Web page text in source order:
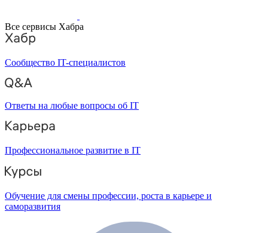
Все сервисы Хабра
Сообщество IT-специалистов
Ответы на любые вопросы об IT
Профессиональное развитие в IT
Обучение для смены профессии, роста в карьере и
саморазвития